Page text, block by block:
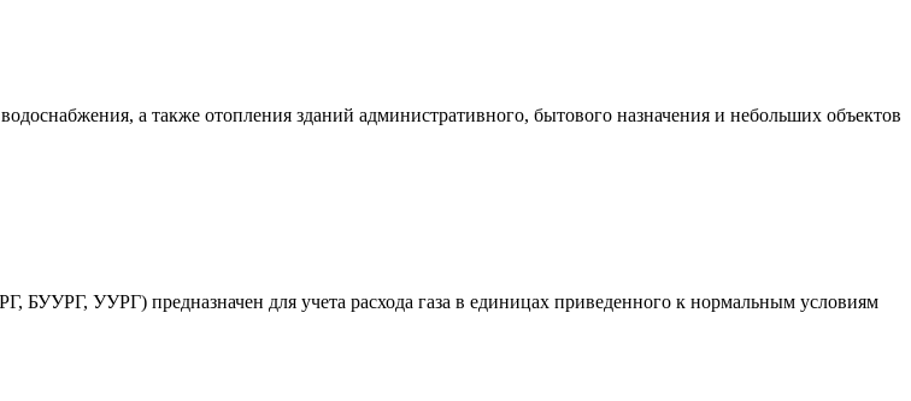
а также отопления зданий административного, бытового назначения и небольших объектов
УУРГ) предназначен для учета расхода газа в единицах приведенного к нормальным условиям